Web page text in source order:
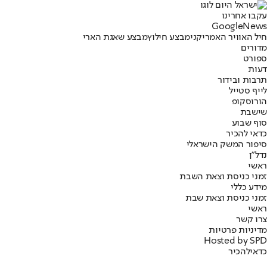
עקבו אחרינו
Googl eNews
חיל האוויר האמריקנימבצע חילוץמבצע שאגת הארי
מדורים
ספורט
דעות
תרבות ובידור
לייף סטייל
הורוסקופ
שישבת
סוף שבוע
כדאי להכיר
סיפור המשק הישראלי
נדל"ן
ראשי
זמני כניסת וצאת השבת
מידע כללי
זמני כניסת וצאת שבת
ראשי
צרו קשר
מדיניות פרטיות
Hosted by SPD
כדאילהכיר